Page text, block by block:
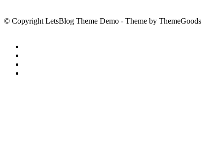
© Copyright LetsBlog Theme Demo - Theme by ThemeGoods